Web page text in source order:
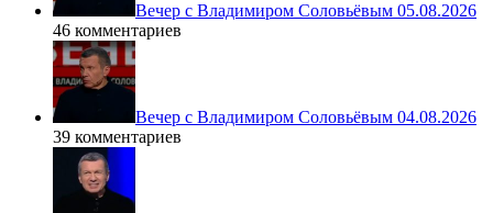
Вечер с Владимиром Соловьёвым 05.08.2026
46 комментариев
Вечер с Владимиром Соловьёвым 04.08.2026
39 комментариев